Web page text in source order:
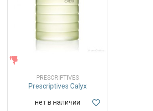
PRESCRIPTIVES
Prescriptives Calyx
нет в наличии